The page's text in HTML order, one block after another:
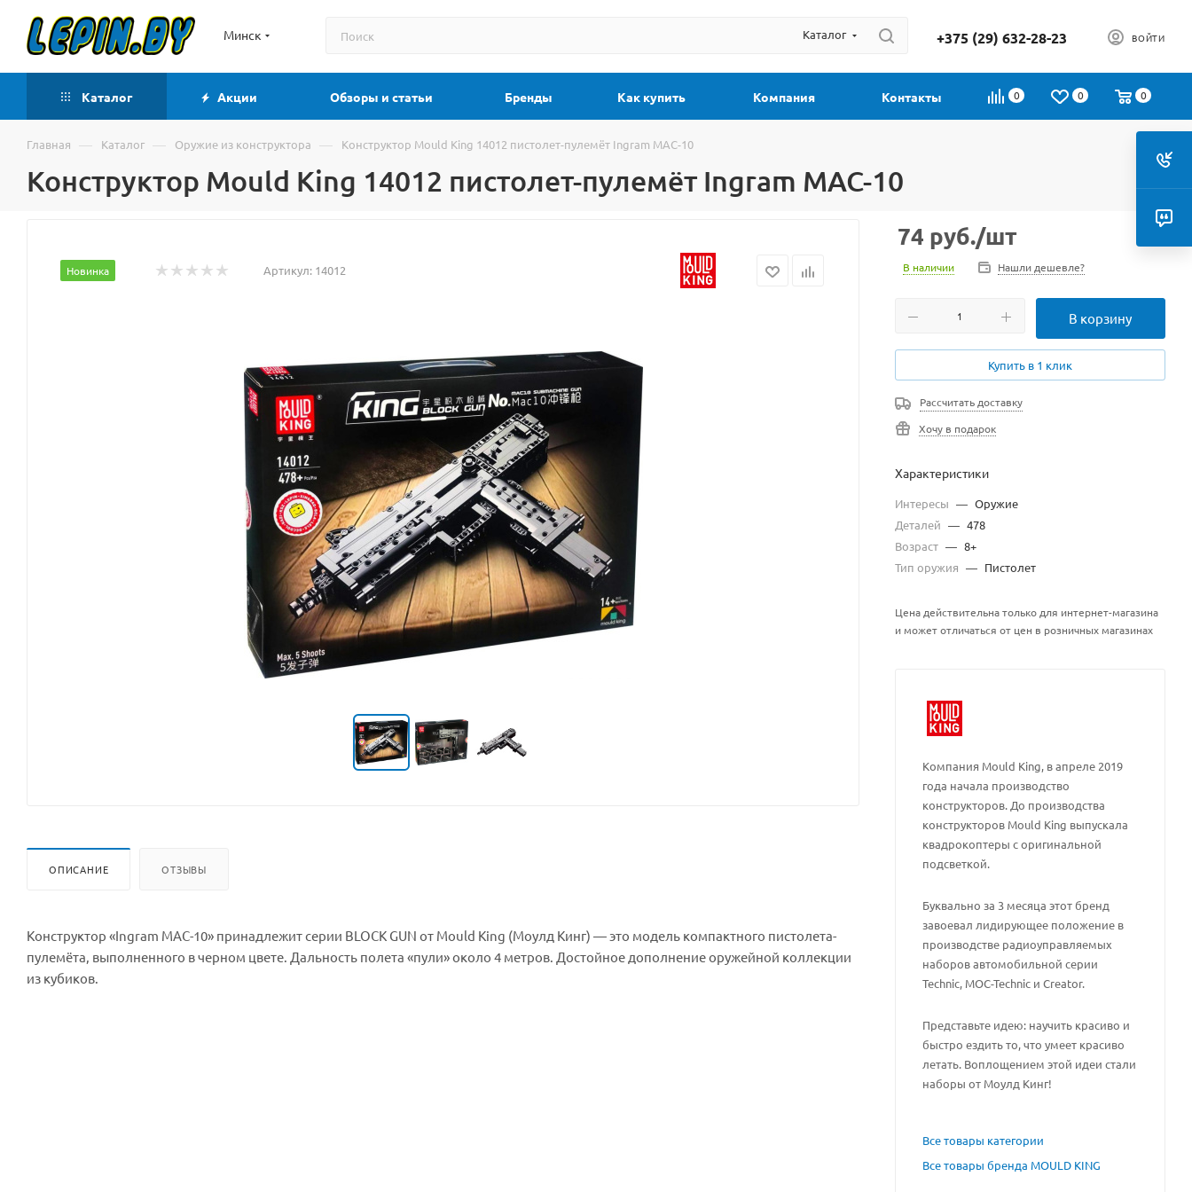
Минск Каталог +375 (29) 632-28-23 ВОЙТИ
0 0 0
Каталог Акции Обзоры и статьи Бренды Как купить Компания Контакты
Главная — Каталог — Оружие из конструктора — Конструктор Mould King 14012 пистолет-пулемёт Ingram MAC-10
Конструктор Mould King 14012 пистолет-пулемёт Ingram MAC-10
Новинка Артикул: 14012
ОПИСАНИЕ ОТЗЫВЫ
Конструктор «Ingram MAC-10» принадлежит серии BLOCK GUN от Mould King (Mоулд Кинг) — это модель компактного пистолета-
пулемёта, выполненного в черном цвете. Дальность полета «пули» около 4 метров. Достойное дополнение оружейной коллекции
из кубиков.
74 руб./шт
В наличии Нашли дешевле?
В корзину
Купить в 1 клик
Рассчитать доставку
Хочу в подарок
Характеристики
Интересы — Оружие
Деталей — 478
Возраст — 8+
Тип оружия — Пистолет
Цена действительна только для интернет-магазина
и может отличаться от цен в розничных магазинах
Компания Mould King, в апреле 2019
года начала производство
конструкторов. До производства
конструкторов Mould King выпускала
квадрокоптеры с оригинальной
подсветкой.
Буквально за 3 месяца этот бренд
завоевал лидирующее положение в
производстве радиоуправляемых
наборов автомобильной серии
Technic, MOC-Technic и Creator.
Представьте идею: научить красиво и
быстро ездить то, что умеет красиво
летать. Воплощением этой идеи стали
наборы от Моулд Кинг!
Все товары категории
Все товары бренда MOULD KING